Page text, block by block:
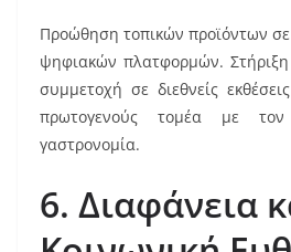
Προώθηση τοπικών προϊόντων σε
ψηφιακών πλατφορμών. Στήριξη
συμμετοχή σε διεθνείς
πρωτογενούς τομέα με
γαστρονομία.
6. Διαφάνεια